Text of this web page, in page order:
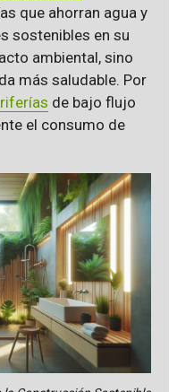
que ahorran agua y
sostenibles en su
ambiental, sino
más saludable. Por
de bajo flujo
el consumo de